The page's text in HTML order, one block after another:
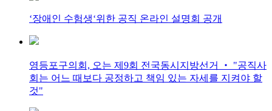
‘장애인 수험생‘위한 공직 온라인 설명회 공개
영등포구의회, 오는 제9회 전국동시지방선거 ‧ "공직사
회는 어느 때보다 공정하고 책임 있는 자세를 지켜야 할
것"